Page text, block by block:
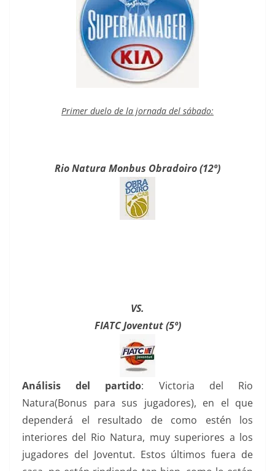
Primer duelo de la jornada del sábado:
Rio Natura Monbus Obradoiro (12º)
VS.
FIATC Joventut (5º)
Análisis del partido: Victoria del Rio
Natura(Bonus para sus jugadores), en el que
dependerá el resultado de como estén los
interiores del Rio Natura, muy superiores a los
jugadores del Joventut. Estos últimos fuera de